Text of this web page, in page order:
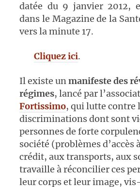
datée du 9 janvier 2012,
dans le Magazine de la
vers la minute 17.
Cliquez ici.
Il existe unmanifeste des
régimes, lancé par
Fortissimo, qui lutte contre
discriminations dont sont
personnes de forte
société (problèmes d’accès
crédit, aux transports, aux
travaille à réconcilier ces
leur corps et leur image,